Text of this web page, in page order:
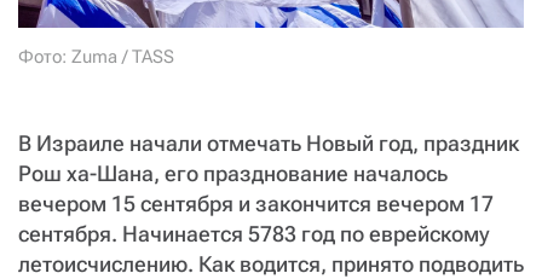
Фото: Zuma / TASS
В Израиле начали отмечать Новый год, праздник
Рош ха-Шана, его празднование началось
вечером 15 сентября и закончится вечером 17
сентября. Начинается 5783 год по еврейскому
летоисчислению. Как водится, принято подводить